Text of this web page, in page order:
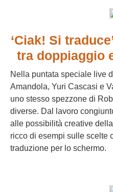
‘Ciak! Si
tra doppiaggio
Nella puntata speciale live
Amandola, Yuri Cascasi e
uno stesso spezzone di
diverse. Dal lavoro
alle possibilità creative
ricco di esempi sulle scelte
traduzione per lo schermo.